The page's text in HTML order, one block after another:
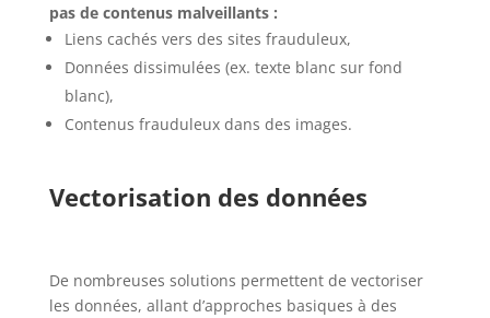
pas de contenus malveillants :
Liens cachés vers des sites frauduleux,
Données dissimulées (ex. texte blanc sur fond
blanc),
Contenus frauduleux dans des images.
Vectorisation des données
De nombreuses solutions permettent de vectoriser
les données, allant d’approches basiques à des